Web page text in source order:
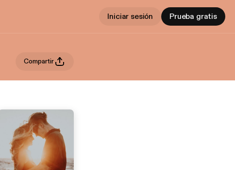
Iniciar sesión Prueba gratis
Compartir